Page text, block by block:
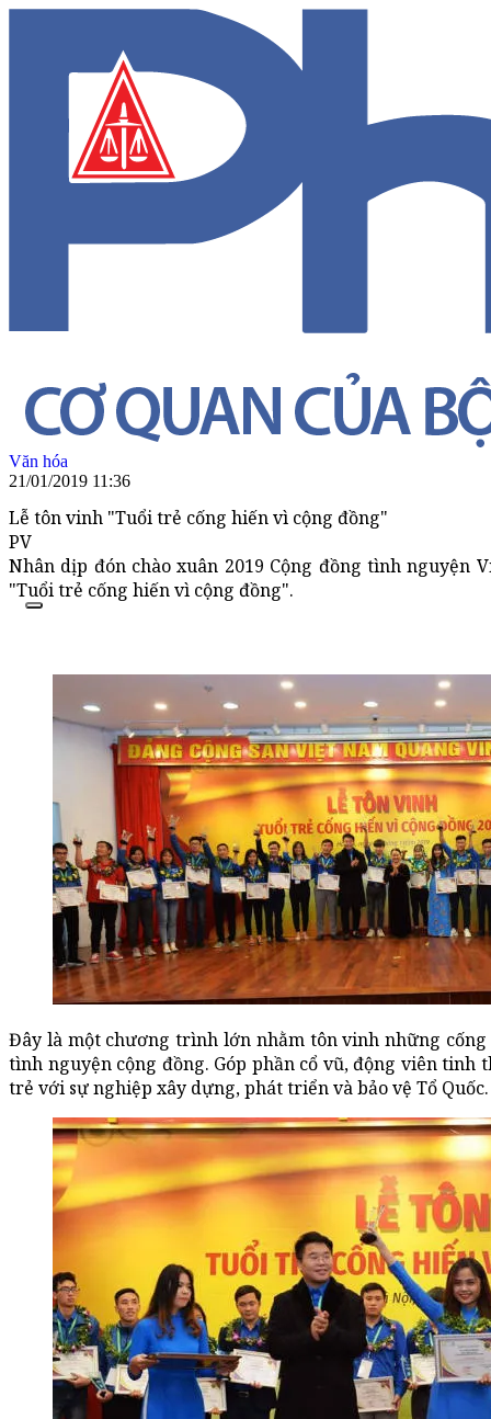
Văn hóa
21/01/2019 11:36
Lễ tôn vinh "Tuổi trẻ cống hiến vì cộng đồng"
PV
Nhân dịp đón chào xuân 2019 Cộng đồng tình nguyện
"Tuổi trẻ cống hiến vì cộng đồng".
Đây là một chương trình lớn nhằm tôn vinh những
tình nguyện cộng đồng. Góp phần cổ vũ, động viên
trẻ với sự nghiệp xây dựng, phát triển và bảo vệ Tổ Quốc.